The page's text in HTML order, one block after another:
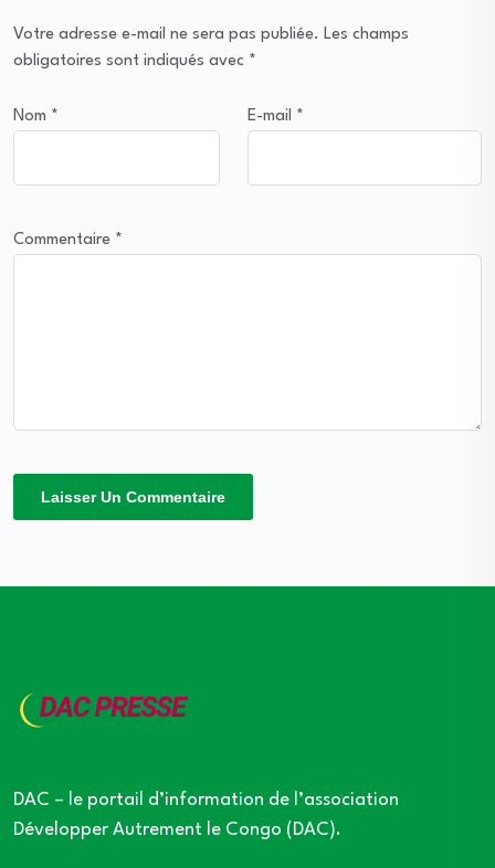
Votre adresse e-mail ne sera pas publiée. Les champs
obligatoires sont indiqués avec *
Nom * E-mail *
Commentaire *
DAC – le portail d’information de l’association
Développer Autrement le Congo (DAC).